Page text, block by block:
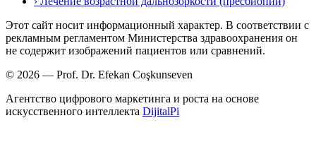
Этот сайт носит информационный характер. В соответствии с
рекламным регламентом Министерства здравоохранения он
не содержит изображений пациентов или сравнений.
© 2026 — Prof. Dr. Efekan Coşkunseven
Агентство цифрового маркетинга и роста на основе
искусственного интеллекта DijitalPi